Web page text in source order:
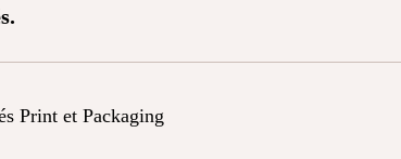
Print et Packaging